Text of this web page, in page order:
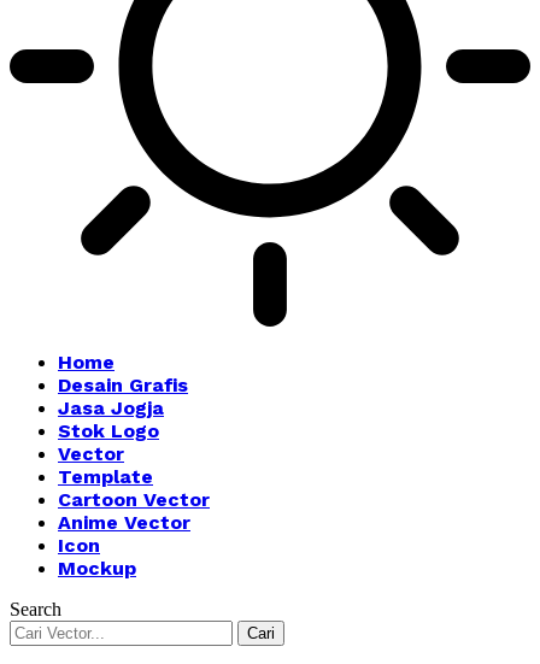
Home
Desain Grafis
Jasa Jogja
Stok Logo
Vector
Template
Cartoon Vector
Anime Vector
Icon
Mockup
Search